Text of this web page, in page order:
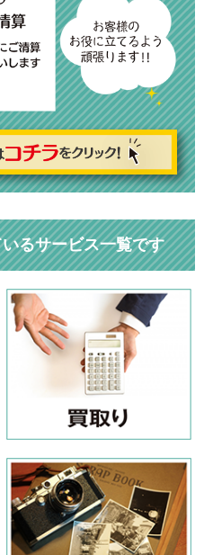
るサービス一覧です